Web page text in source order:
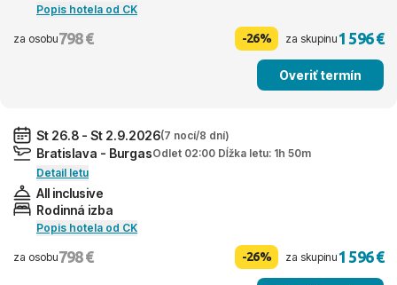
Popis hotela od CK
za osobu798 € -26% za skupinu1 596 €
Overiť termín
St 26.8 - St 2.9.2026(7 nocí/8 dní)
Bratislava - BurgasOdlet 02:00 Dĺžka letu: 1h 50m
Detail letu
All inclusive
Rodinná izba
Popis hotela od CK
za osobu798 € -26% za skupinu1 596 €